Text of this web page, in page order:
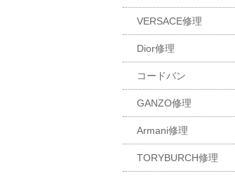
VERSACE修理
Dior修理
コードバン
GANZO修理
Armani修理
TORYBURCH修理